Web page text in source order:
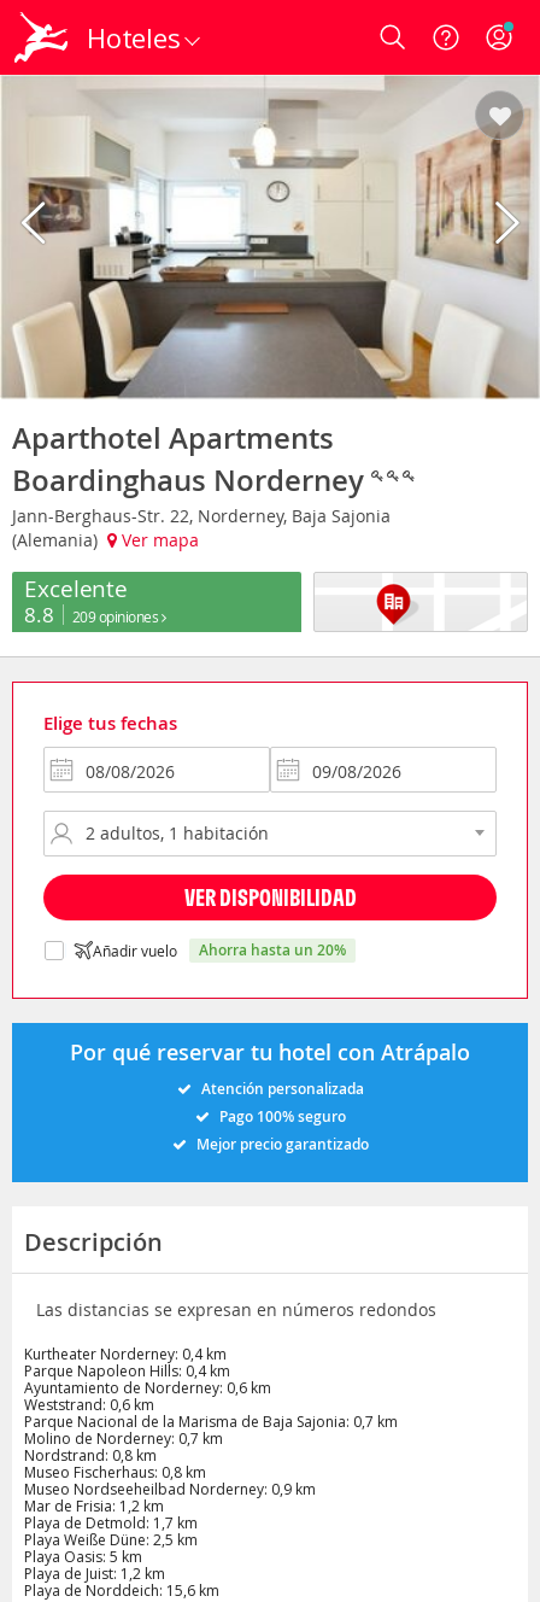
Hoteles Login
Aparthotel Apartments
Boardinghaus Norderney
Jann-Berghaus-Str. 22, Norderney, Baja Sajonia
(Alemania)
Ver mapa
Excelente
8.8 209 opiniones
Elige tus fechas
VER DISPONIBILIDAD
Añadir vuelo ahorra hasta un 20%
Por qué reservar tu hotel con Atrápalo
Atención personalizada
Pago 100% seguro
Mejor precio garantizado
Descripción
Las distancias se expresan en números redondos
Kurtheater Norderney: 0,4 km
Parque Napoleon Hills: 0,4 km
Ayuntamiento de Norderney: 0,6 km
Weststrand: 0,6 km
Parque Nacional de la Marisma de Baja Sajonia: 0,7 km
Molino de Norderney: 0,7 km
Nordstrand: 0,8 km
Museo Fischerhaus: 0,8 km
Museo Nordseeheilbad Norderney: 0,9 km
Mar de Frisia: 1,2 km
Playa de Detmold: 1,7 km
Playa Weiße Düne: 2,5 km
Playa Oasis: 5 km
Playa de Juist: 1,2 km
Playa de Norddeich: 15,6 km